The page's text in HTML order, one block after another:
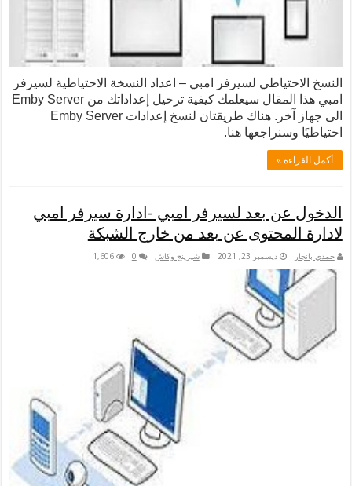
النسخ الاحتياطي لسيرفر امبي – اعداد النسخة الاحتياطية لسيرفر
امبي هذا المقال سيعلمك كيفية ترحيل إعداداتك من Emby Server
الى جهاز آخر. هناك طريقتان لنسخ إعدادات Emby Server
احتياطيًا وسنراجعها هنا.
أكمل القراءة »
الدخول عن بعد لسيرفر امبي -ادارة سيرفر امبي
لادارة المحتوى عن بعد من خارج الشبكة
حمدي بانجار ديسمبر 23, 2021 شيرينج وكاش 0
1,606